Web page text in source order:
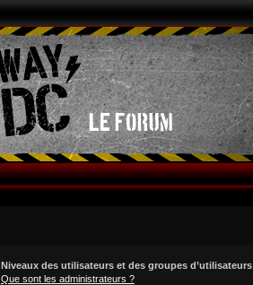
Niveaux des utilisateurs et des groupes d’utilisateurs
Que sont les administrateurs ?